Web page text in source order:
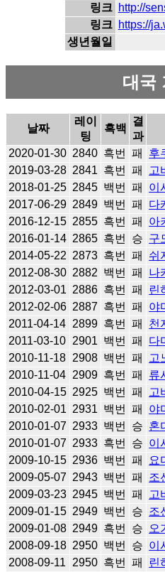
링크 http://
링크 https://
생년월일
대국
날짜
레이
팅
흑백
결
과
2020-01-30 2840 흑번 패 후
2019-03-28 2841 흑번 패 고
2018-01-25 2845 백번 패 이
2017-06-29 2849 백번 패 다
2016-12-15 2855 흑번 패 아
2016-01-14 2865 흑번 승 구
2014-05-22 2873 흑번 패 쉬
2012-08-30 2882 백번 패 나
2012-03-01 2886 흑번 패 린
2012-02-06 2887 흑번 패 야
2011-04-14 2899 흑번 패 천
2011-03-10 2901 백번 패 다
2010-11-18 2908 백번 패 고
2010-11-04 2909 흑번 패 류
2010-04-15 2925 백번 패 고
2010-02-01 2931 백번 패 야
2010-01-07 2933 백번 승 혼
2010-01-07 2933 흑번 승 이
2009-10-15 2936 백번 패 요
2009-05-07 2943 백번 패 조
2009-03-23 2945 백번 패 고
2009-01-15 2949 백번 승 조
2009-01-08 2949 흑번 승 오
2008-09-18 2950 백번 승 이
2008-09-11
2950 흑번 패 린